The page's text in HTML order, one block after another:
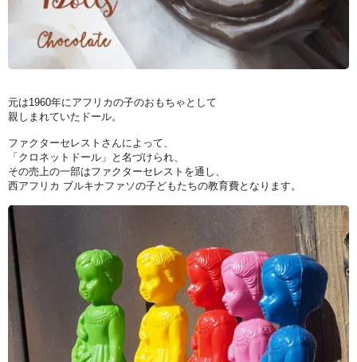
元は1960年にアフリカの子のおもちゃとして
親しまれていたドール。
ファクターセレストさんによって、
「クロネットドール」と名づけられ、
その売上の一部はファクターセレストを通し、
西アフリカ ブルキナファソの子どもたちの教育費となります。